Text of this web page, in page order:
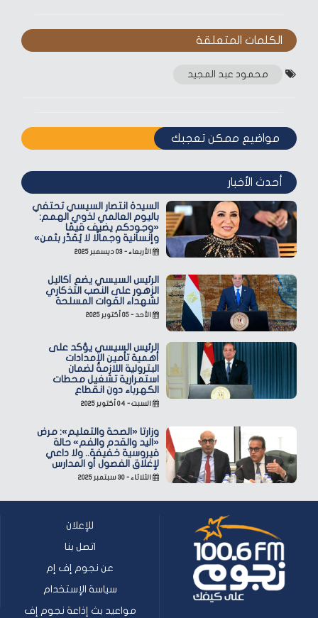
الكلمات المتعلقة‎
محمود عبد المجيد
مواضيع ممكن تعجبك
أحدث الأخبار
السيدة انتصار السيسي تحتفي
باليوم العالمي لذوي الهمم:
«وجودكم يضيف قيمًا
وإنسانية وجمالًا لا يُقدّر بثمن»
الأربعاء - ٠٣ ديسمبر ٢٠٢٥
الرئيس السيسي يضع أكاليل
الزهور على النصب التذكاري
لشهداء القوات المسلحة
الأحد - ٠٥ أكتوبر ٢٠٢٥
الرئيس السيسي يؤكد على
أهمية تأمين الإمدادات
البترولية اللازمة لضمان
استمرارية تشغيل محطات
الكهرباء دون انقطاع
السبت - ٠٤ أكتوبر ٢٠٢٥
وزارتا «الصحة والتعليم»: مرض
«اليد والقدم والفم» حالة
فيروسية خفيفة.. ولا داعي
لإغلاق الفصول أو المدارس
الثلاثاء - ٣٠ سبتمبر ٢٠٢٥
للإعلان
اتصل بنا
عن نجوم إف إم
سياسة الإستخدام
مواعيد بث إذاعة نجوم إف